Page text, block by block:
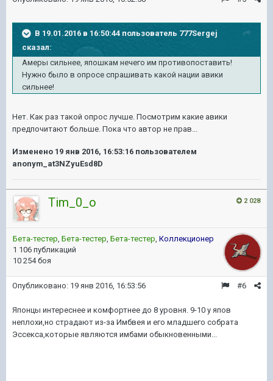
В 19.01.2016 в 16:50:44 пользователь 777Sergej
сказал:
Амеры сильнее, япошкам нечего им противопоставить!
Нужно было в опросе спрашивать какой нации авики
сильнее!
Нет. Как раз такой опрос лучше. Посмотрим какие авики
предпочитают больше. Пока что автор не прав...
Изменено 19 янв 2016, 16:53:16 пользователем
anonym_at3NZyuEsd8D
2 028
Tim_0_o
Бета-тестер Бета-тестер Бета-тестер Коллекционер
1 106 публикаций
10 254 боя
#6
Опубликовано: 19 янв 2016, 16:53:56
Японцы интереснее и комфортнее до 8 уровня. 9-10 у япов
неплохи,но страдают из-за Имбвея и его младшего собрата
Эссекса,которые являются имбами обыкновенными...